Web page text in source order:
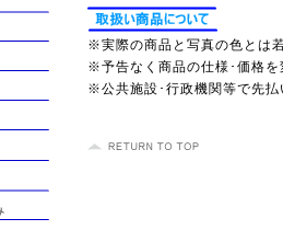
※実際の商品と写真の色とは
※予告なく商品の仕様･価格
※公共施設･行政機関等で先